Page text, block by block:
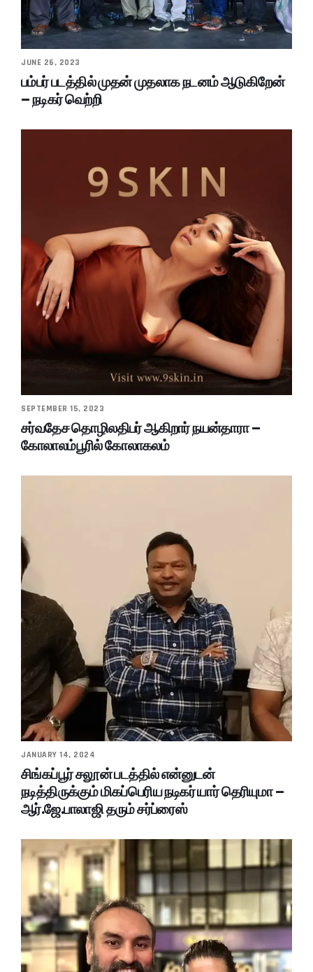
JUNE 26, 2023
பம்பர் படத்தில் முதன் முதலாக நடனம் ஆடுகிறேன்
– நடிகர் வெற்றி
SEPTEMBER 15, 2023
சர்வதேச தொழிலதிபர் ஆகிறார் நயன்தாரா –
கோலாலம்பூரில் கோலாகலம்
JANUARY 14, 2024
சிங்கப்பூர் சலூன் படத்தில் என்னுடன்
நடித்திருக்கும் மிகப்பெரிய நடிகர் யார் தெரியுமா –
ஆர்.ஜே.பாலாஜி தரும் சர்ப்ரைஸ்